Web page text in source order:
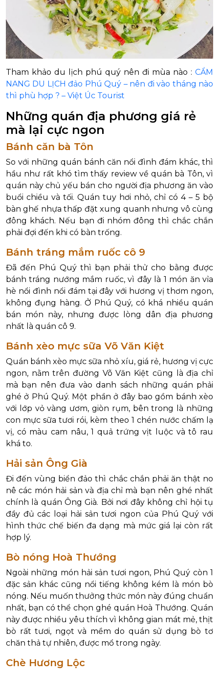
Tham khảo du lịch phú quý nên đi mùa nào : CẨM
NANG DU LỊCH đảo Phú Quý – nên đi vào tháng nào
thì phù hợp ? – Việt Úc Tourist
Những quán địa phương giá rẻ
mà lại cực ngon
Bánh căn bà Tôn
So với những quán bánh căn nổi đình đám khác, thì
hầu như rất khó tìm thấy review về quán bà Tôn, vì
quán này chủ yếu bán cho người địa phương ăn vào
buổi chiều và tối. Quán tuy hơi nhỏ, chỉ có 4 – 5 bộ
bàn ghế nhựa thấp đặt xung quanh nhưng vô cùng
đông khách. Nếu bạn đi nhóm đông thì chắc chắn
phải đợi đến khi có bàn trống.
Bánh tráng mắm ruốc cô 9
Đã đến Phú Quý thì bạn phải thử cho bằng được
bánh tráng nướng mắm ruốc, vì đây là 1 món ăn vỉa
hè nổi đình nổi đám tại đây với hương vị thơm ngon,
không đụng hàng. Ở Phú Quý, có khá nhiều quán
bán món này, nhưng được lòng dân địa phương
nhất là quán cô 9.
Bánh xèo mực sữa Võ Văn Kiệt
Quán bánh xèo mực sữa nhỏ xíu, giá rẻ, hương vị cực
ngon, nằm trên đường Võ Văn Kiệt cũng là địa chỉ
mà bạn nên đưa vào danh sách những quán phải
ghé ở Phú Quý. Một phần ở đây bao gồm bánh xèo
với lớp vỏ vàng ươm, giòn rụm, bên trong là những
con mực sữa tươi rói, kèm theo 1 chén nước chấm lạ
vị, có màu cam nâu, 1 quả trứng vịt luộc và tô rau
khá to.
Hải sản Ông Già
Đi đến vùng biển đảo thì chắc chắn phải ăn thật no
nê các món hải sản và địa chỉ mà bạn nên ghé nhất
chính là quán Ông Già. Bởi nơi đây không chỉ hội tụ
đầy đủ các loại hải sản tươi ngon của Phú Quý với
hình thức chế biến đa dạng mà mức giá lại còn rất
hợp lý.
Bò nóng Hoà Thướng
Ngoài những món hải sản tươi ngon, Phú Quý còn 1
đặc sản khác cũng nổi tiếng không kém là món bò
nóng. Nếu muốn thưởng thức món này đúng chuẩn
nhất, bạn có thể chọn ghé quán Hoà Thướng. Quán
này được nhiều yêu thích vì không gian mát mẻ, thịt
bò rất tươi, ngọt và mềm do quán sử dụng bò tơ
chăn thả tự nhiên, được mổ trong ngày.
Chè Hương Lộc